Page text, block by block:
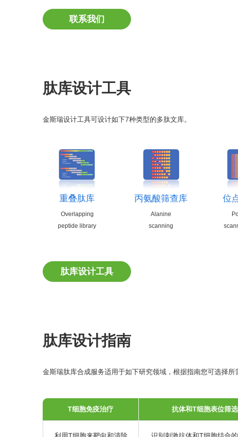
联系我们
肽库设计工具
金斯瑞设计工具可设计如下7种类型的多肽文库。
重叠肽库
Overlapping
peptide library
丙氨酸筛查库
Alanine
scanning
位
肽库设计工具
肽库设计指南
金斯瑞肽库合成服务适用于如下研究领域，根据指南您可选择所
T细胞免疫治疗 抗体和T细胞表位筛选